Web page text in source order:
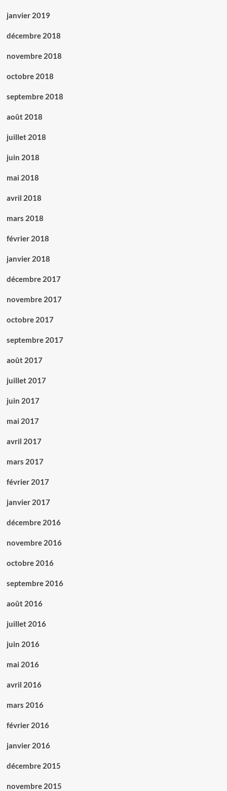
janvier 2019
décembre 2018
novembre 2018
octobre 2018
septembre 2018
août 2018
juillet 2018
juin 2018
mai 2018
avril 2018
mars 2018
février 2018
janvier 2018
décembre 2017
novembre 2017
octobre 2017
septembre 2017
août 2017
juillet 2017
juin 2017
mai 2017
avril 2017
mars 2017
février 2017
janvier 2017
décembre 2016
novembre 2016
octobre 2016
septembre 2016
août 2016
juillet 2016
juin 2016
mai 2016
avril 2016
mars 2016
février 2016
janvier 2016
décembre 2015
novembre 2015